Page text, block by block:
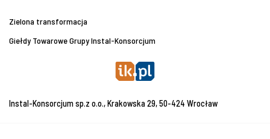
Zielona transformacja
Giełdy Towarowe Grupy Instal-Konsorcjum
Instal-Konsorcjum sp.z o.o., Krakowska 29, 50-424 Wrocław